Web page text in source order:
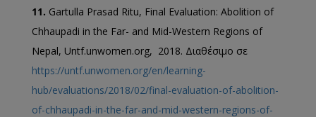
11. Gartulla Prasad Ritu, Final Evaluation: Abolition of
Chhaupadi in the Far- and Mid-Western Regions of
Nepal, Untf.unwomen.org, 2018. Διαθέσιμο σε
https://untf.unwomen.org/en/learning-
hub/evaluations/2018/02/final-evaluation-of-abolition-
of-chhaupadi-in-the-far-and-mid-western-regions-of-